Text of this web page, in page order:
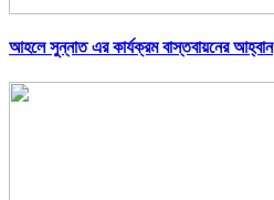
আহলে সুন্নাত এর কার্যক্রম বাস্তবায়নের আহ্বান